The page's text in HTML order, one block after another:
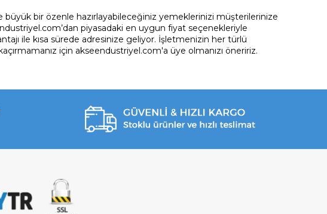
büyük bir özenle hazırlayabileceğiniz yemeklerinizi müşterilerinize
piyasadaki en uygun fiyat seçenekleriyle
ile kısa sürede adresinize geliyor. İşletmenizin her türlü
için akseendustriyel.com'a üye olmanızı öneririz.